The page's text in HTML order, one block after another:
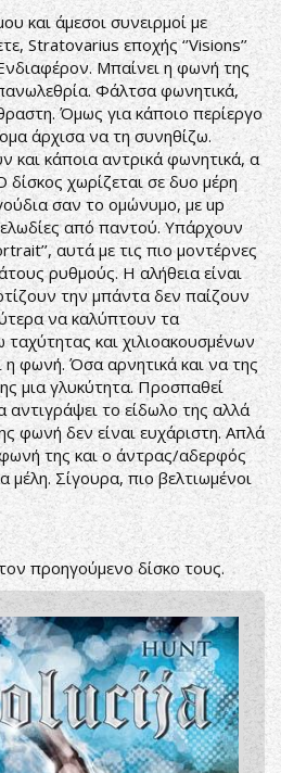
και άμεσοι συνειρμοί με
Stratovarius εποχής ‘’Visions’’
Μπαίνει η φωνή της
Φάλτσα φωνητικά,
Όμως για κάποιο περίεργο
άρχισα να τη συνηθίζω.
και κάποια αντρικά φωνητικά, α
χωρίζεται σε δυο μέρη
σαν το ομώνυμο, με up
από παντού. Υπάρχουν
αυτά με τις πιο μοντέρνες
ρυθμούς. Η αλήθεια είναι
την μπάντα δεν παίζουν
να καλύπτουν τα
ταχύτητας και χιλιοακουσμένων
η φωνή. Όσα αρνητικά και να της
μια γλυκύτητα. Προσπαθεί
αντιγράψει το είδωλο της αλλά
φωνή δεν είναι ευχάριστη. Απλά
της και ο άντρας/αδερφός
μέλη. Σίγουρα, πιο βελτιωμένοι
προηγούμενο δίσκο τους.